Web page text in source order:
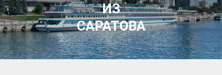
ИЗ
САРАТОВА